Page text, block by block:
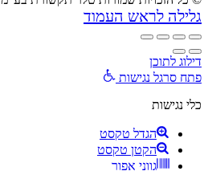
גלילה לראש העמוד
דילוג לתוכן
פתח סרגל נגישות
כלי נגישות
הגדל טקסט
הקטן טקסט
גווני אפור